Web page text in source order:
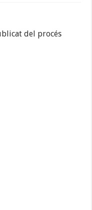
del procés